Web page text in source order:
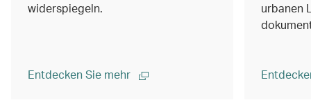
widerspiegeln.
Entdecken Sie mehr
urbanen